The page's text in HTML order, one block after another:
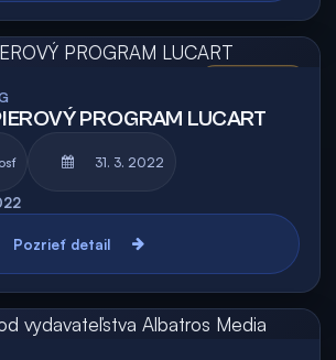
PROGRAM LUCART
31. 3. 2022
Pozrieť detail